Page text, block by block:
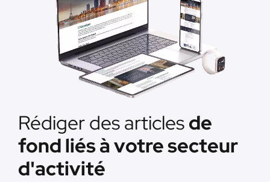
Rédiger des articlesde
fond liés à votre secteur
d'activité